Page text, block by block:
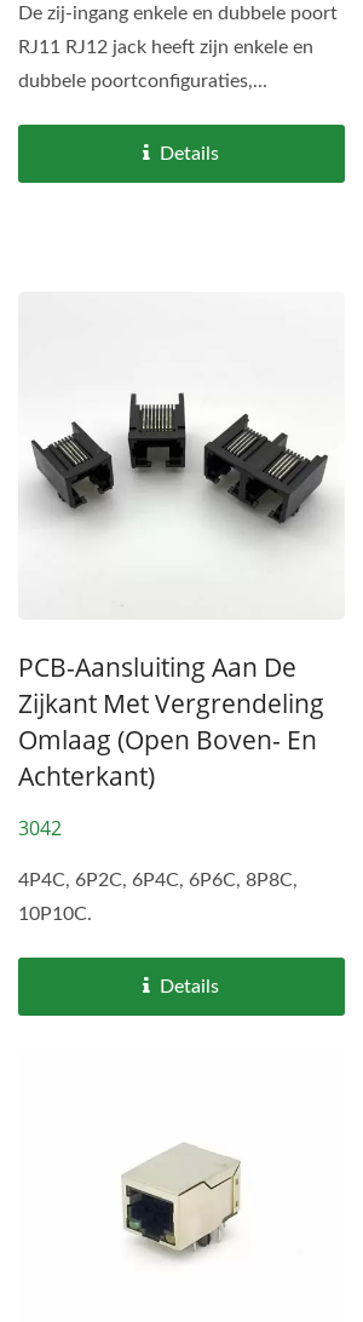
De zij-ingang enkele en dubbele poort
RJ11 RJ12 jack heeft zijn enkele en
dubbele poortconfiguraties,...
Details
PCB-Aansluiting Aan De
Zijkant Met Vergrendeling
Omlaag (open Boven- En
Achterkant)
3042
4P4C, 6P2C, 6P4C, 6P6C, 8P8C,
10P10C.
Details